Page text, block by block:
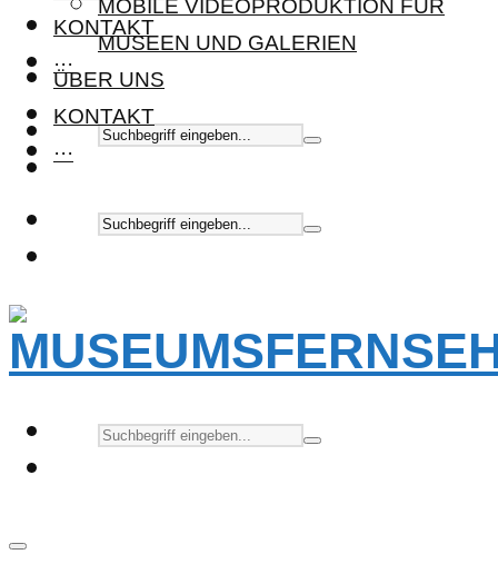
KONTAKT
···
MOBILE VIDEOPRODUKTION FÜR
MUSEEN UND GALERIEN
ÜBER UNS
KONTAKT
···